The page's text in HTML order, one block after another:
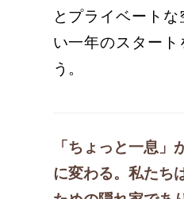
とプライベート
い一年のスタート
う。
「ちょっと一息」
に変わる。私たち